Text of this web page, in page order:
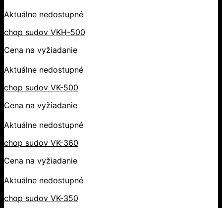
Aktuálne nedostupné
chop sudov VKH-500
Cena na vyžiadanie
Aktuálne nedostupné
chop sudov VK-500
Cena na vyžiadanie
Aktuálne nedostupné
chop sudov VK-360
Cena na vyžiadanie
Aktuálne nedostupné
chop sudov VK-350